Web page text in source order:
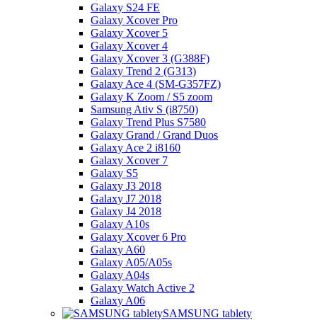
Galaxy S24 FE
Galaxy Xcover Pro
Galaxy Xcover 5
Galaxy Xcover 4
Galaxy Xcover 3 (G388F)
Galaxy Trend 2 (G313)
Galaxy Ace 4 (SM-G357FZ)
Galaxy K Zoom / S5 zoom
Samsung Ativ S (i8750)
Galaxy Trend Plus S7580
Galaxy Grand / Grand Duos
Galaxy Ace 2 i8160
Galaxy Xcover 7
Galaxy S5
Galaxy J3 2018
Galaxy J7 2018
Galaxy J4 2018
Galaxy A10s
Galaxy Xcover 6 Pro
Galaxy A60
Galaxy A05/A05s
Galaxy A04s
Galaxy Watch Active 2
Galaxy A06
SAMSUNG tablety